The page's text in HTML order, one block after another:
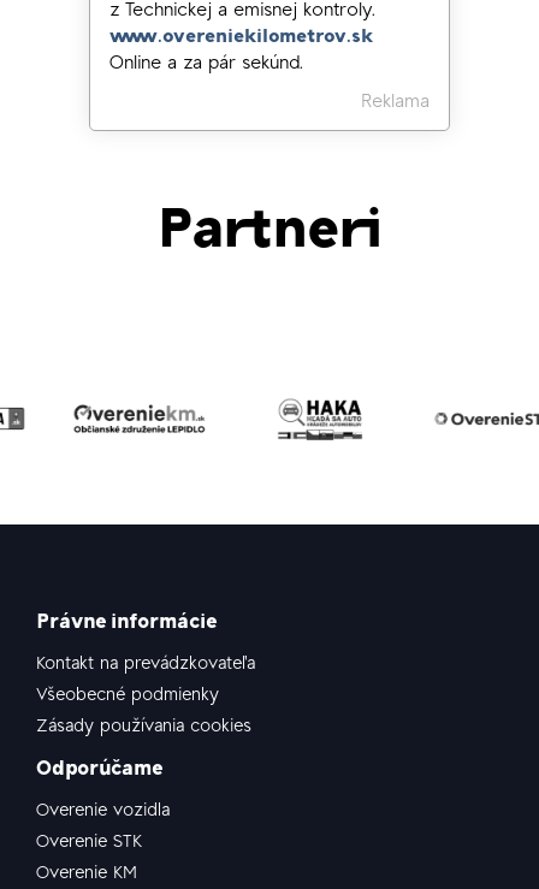
z Technickej a emisnej kontroly.
www.overeniekilometrov.sk
Online a za pár sekúnd.
Reklama
Partneri
Právne informácie
Kontakt na prevádzkovateľa
Všeobecné podmienky
Zásady používania cookies
Odporúčame
Overenie vozidla
Overenie STK
Overenie KM